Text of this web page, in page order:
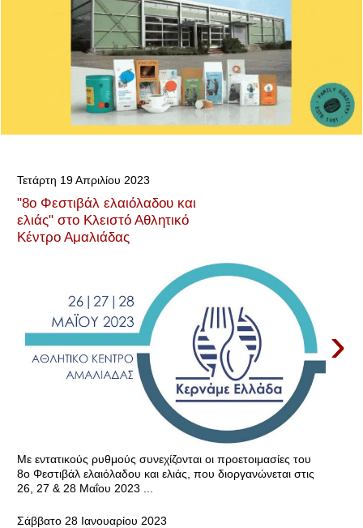
Τετάρτη 19 Απριλίου 2023
"8ο Φεστιβάλ ελαιόλαδου και
ελιάς" στο Κλειστό Αθλητικό
Κέντρο Αμαλιάδας
›
Με εντατικούς ρυθμούς συνεχίζονται οι προετοιμασίες του
8ο Φεστιβάλ ελαιόλαδου και ελιάς, που διοργανώνεται στις
26, 27 & 28 Μαΐου 2023 ...
Σάββατο 28 Ιανουαρίου 2023